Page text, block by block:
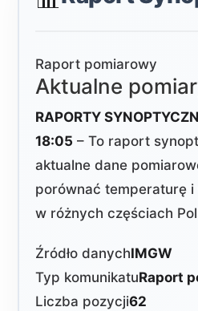
Raport pomiarowy
Aktualne
RAPORTY
18:05 – To raport
aktualne dane
porównać temperaturę
w różnych częściach
Źródło danychIMGW
Typ komunikatuRaport
Liczba pozycji62